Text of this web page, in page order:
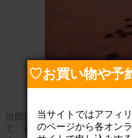
当館は、絶滅危惧種アカウ
て、砂浜の保全とウミガメ
♡お買い物や予
当サイトではアフィ
のページから各オン